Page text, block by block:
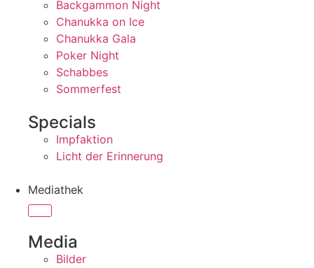
Backgammon Night
Chanukka on Ice
Chanukka Gala
Poker Night
Schabbes
Sommerfest
Specials
Impfaktion
Licht der Erinnerung
Mediathek
Media
Bilder